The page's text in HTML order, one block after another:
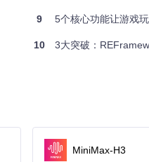
统密码，这是正常的安全验证
访问按钮（QAM键），你会看
9 5个核心功能让游戏
10 3大突破：
MiniMax-H3